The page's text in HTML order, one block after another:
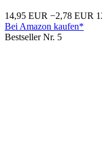
14,95 EUR −2,78 EUR
Bei Amazon kaufen*
Bestseller Nr. 5